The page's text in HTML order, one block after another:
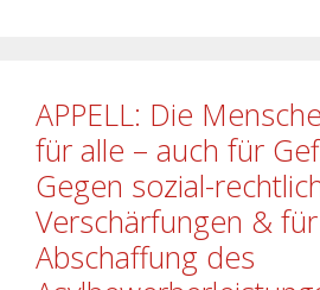
APPELL: Die
für alle – auch für
Gegen sozial-
Verschärfungen &
Abschaffung des